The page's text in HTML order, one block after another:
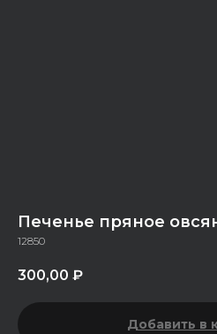
Печенье пряное
12850
300,00 ₽
Добавить в